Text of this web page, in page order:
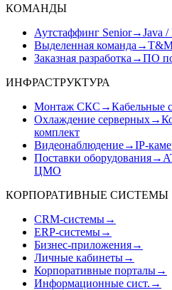
КОМАНДЫ
Аутстаффинг Senior→Java
Выделенная команда →
Заказная разработка →ПО
ИНФРАСТРУКТУРА
Монтаж СКС →Кабельные
Охлаждение серверных→
комплект
Видеонаблюдение→IP-
Поставки оборудования→
ЦМО
КОРПОРАТИВНЫЕ СИСТЕМЫ
CRM-системы→
ERP-системы→
Бизнес-приложения→
Личные кабинеты→
Корпоративные порталы→
Информационные сист. →